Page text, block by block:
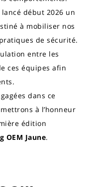
début 2026 un
à mobiliser nos
de sécurité.
entre les
ces équipes afin
dans ce
à l’honneur
édition
OEM Jaune.